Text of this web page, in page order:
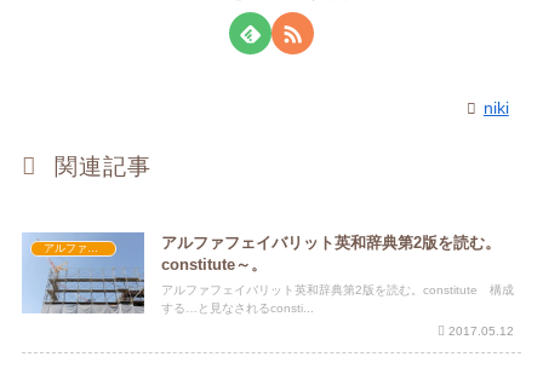
niki
関連記事
アルファフェイバリット英和辞典第2版を読む。
constitute～。
アルファフェイバリット英和辞典第2版を読む。constitute 構成
する…と見なされるconsti...
2017.05.12